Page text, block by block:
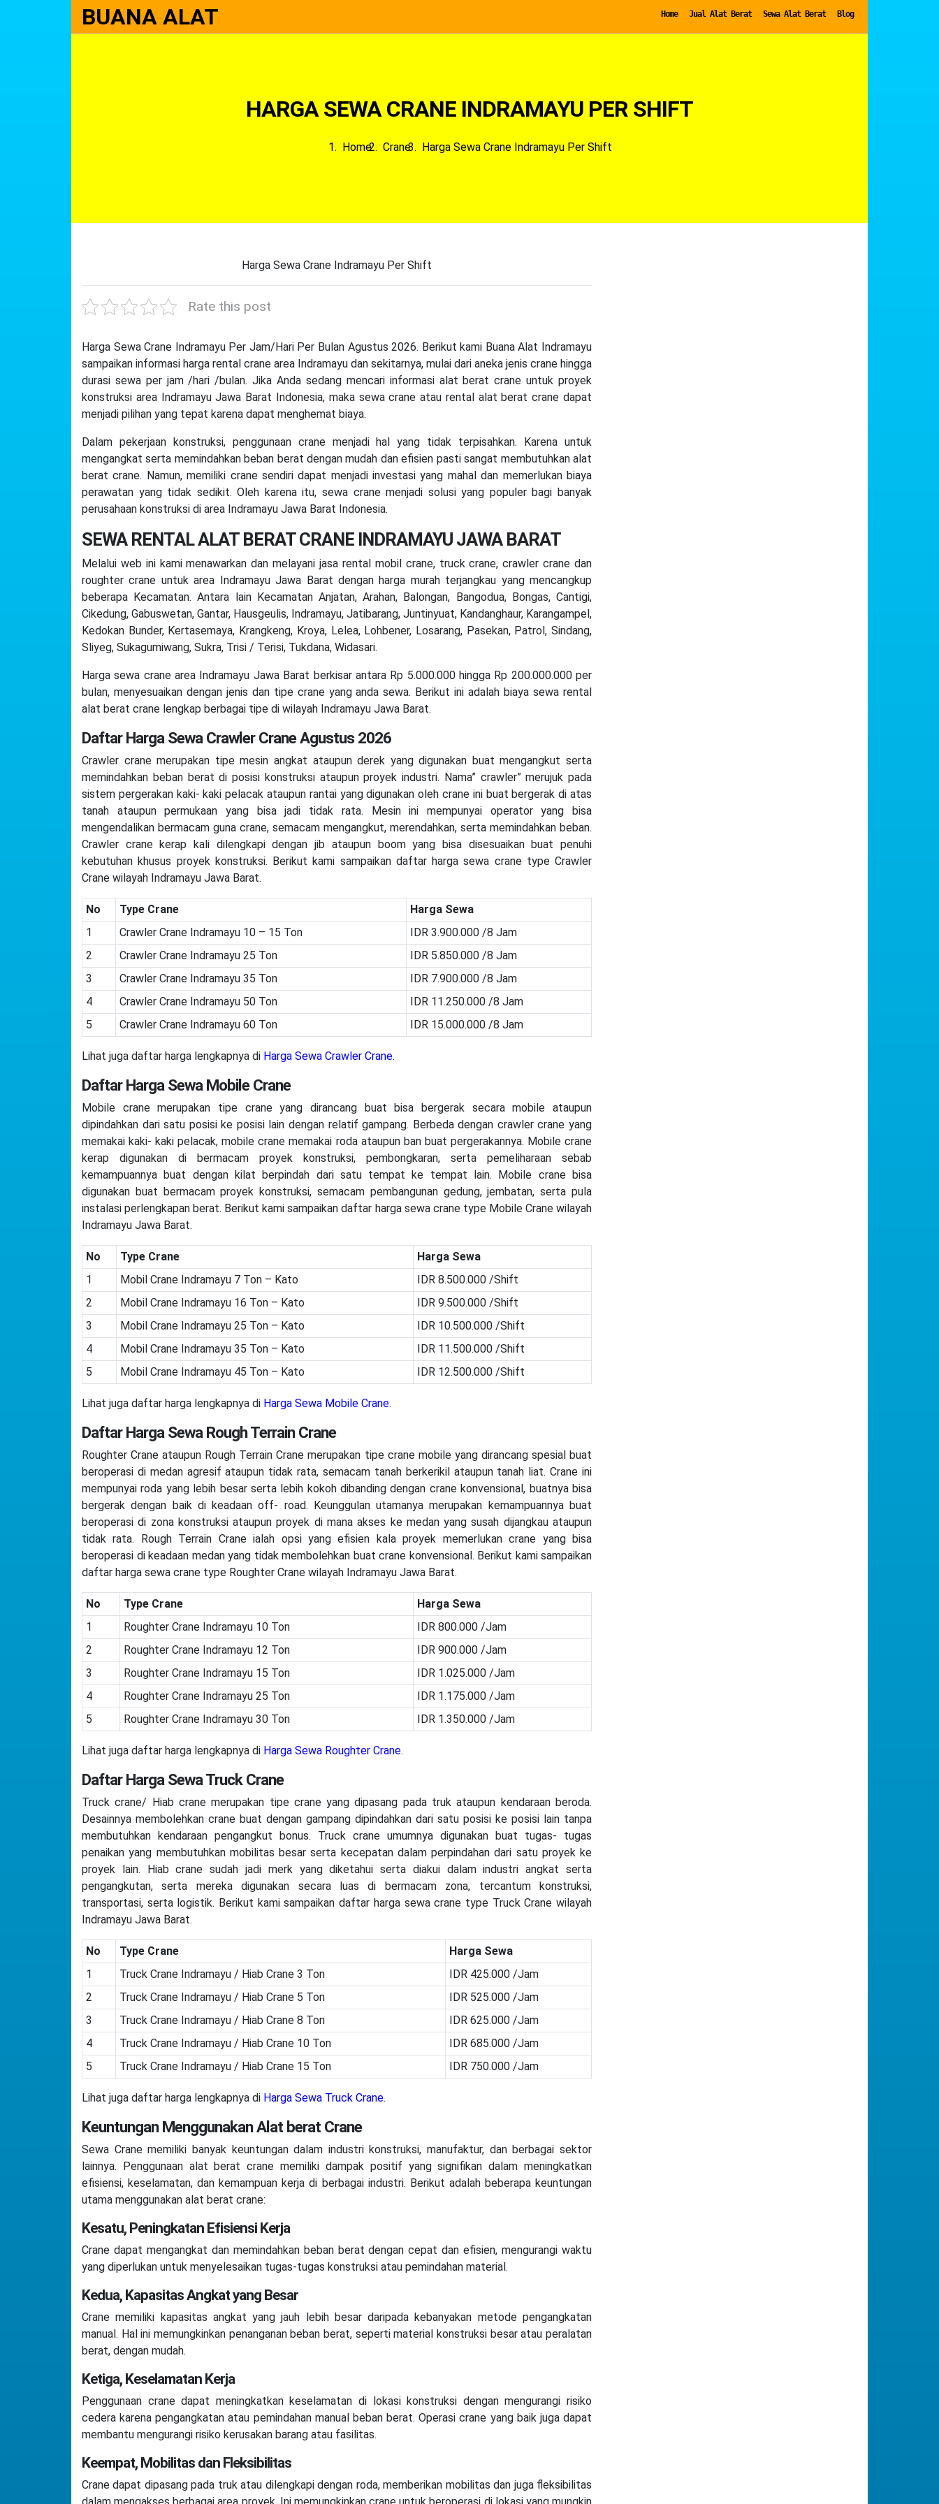
BUANA ALAT Home Jual Alat Berat Sewa Alat Berat Blog
HARGA SEWA CRANE INDRAMAYU PER SHIFT
Home Crane Harga Sewa Crane Indramayu Per Shift
Harga Sewa Crane Indramayu Per Shift
Rate this post
Harga Sewa Crane Indramayu Per Jam/Hari Per Bulan Agustus 2026. Berikut kami Buana Alat Indramayu
sampaikan informasi harga rental crane area Indramayu dan sekitarnya, mulai dari aneka jenis crane hingga
durasi sewa per jam /hari /bulan. Jika Anda sedang mencari informasi alat berat crane untuk proyek
konstruksi area Indramayu Jawa Barat Indonesia, maka sewa crane atau rental alat berat crane dapat
menjadi pilihan yang tepat karena dapat menghemat biaya.
Dalam pekerjaan konstruksi, penggunaan crane menjadi hal yang tidak terpisahkan. Karena untuk
mengangkat serta memindahkan beban berat dengan mudah dan efisien pasti sangat membutuhkan alat
berat crane. Namun, memiliki crane sendiri dapat menjadi investasi yang mahal dan memerlukan biaya
perawatan yang tidak sedikit. Oleh karena itu, sewa crane menjadi solusi yang populer bagi banyak
perusahaan konstruksi di area Indramayu Jawa Barat Indonesia.
SEWA RENTAL ALAT BERAT CRANE INDRAMAYU JAWA BARAT
Melalui web ini kami menawarkan dan melayani jasa rental mobil crane, truck crane, crawler crane dan
roughter crane untuk area Indramayu Jawa Barat dengan harga murah terjangkau yang mencangkup
beberapa Kecamatan. Antara lain Kecamatan Anjatan, Arahan, Balongan, Bangodua, Bongas, Cantigi,
Cikedung, Gabuswetan, Gantar, Hausgeulis, Indramayu, Jatibarang, Juntinyuat, Kandanghaur, Karangampel,
Kedokan Bunder, Kertasemaya, Krangkeng, Kroya, Lelea, Lohbener, Losarang, Pasekan, Patrol, Sindang,
Sliyeg, Sukagumiwang, Sukra, Trisi / Terisi, Tukdana, Widasari.
Harga sewa crane area Indramayu Jawa Barat berkisar antara Rp 5.000.000 hingga Rp 200.000.000 per
bulan, menyesuaikan dengan jenis dan tipe crane yang anda sewa. Berikut ini adalah biaya sewa rental
alat berat crane lengkap berbagai tipe di wilayah Indramayu Jawa Barat.
Daftar Harga Sewa Crawler Crane Agustus 2026
Crawler crane merupakan tipe mesin angkat ataupun derek yang digunakan buat mengangkut serta
memindahkan beban berat di posisi konstruksi ataupun proyek industri. Nama” crawler” merujuk pada
sistem pergerakan kaki- kaki pelacak ataupun rantai yang digunakan oleh crane ini buat bergerak di atas
tanah ataupun permukaan yang bisa jadi tidak rata. Mesin ini mempunyai operator yang bisa
mengendalikan bermacam guna crane, semacam mengangkut, merendahkan, serta memindahkan beban.
Crawler crane kerap kali dilengkapi dengan jib ataupun boom yang bisa disesuaikan buat penuhi
kebutuhan khusus proyek konstruksi. Berikut kami sampaikan daftar harga sewa crane type Crawler
Crane wilayah Indramayu Jawa Barat.
No Type Crane
Harga Sewa
1
Crawler Crane Indramayu 10 – 15 Ton
IDR 3.900.000 /8 Jam
2
Crawler Crane Indramayu 25 Ton
IDR 5.850.000 /8 Jam
3
Crawler Crane Indramayu 35 Ton
IDR 7.900.000 /8 Jam
4
Crawler Crane Indramayu 50 Ton
IDR 11.250.000 /8 Jam
5
Crawler Crane Indramayu 60 Ton IDR 15.000.000 /8 Jam
Lihat juga daftar harga lengkapnya di Harga Sewa Crawler Crane.
Daftar Harga Sewa Mobile Crane
Mobile crane merupakan tipe crane yang dirancang buat bisa bergerak secara mobile ataupun
dipindahkan dari satu posisi ke posisi lain dengan relatif gampang. Berbeda dengan crawler crane yang
memakai kaki- kaki pelacak, mobile crane memakai roda ataupun ban buat pergerakannya. Mobile crane
kerap digunakan di bermacam proyek konstruksi, pembongkaran, serta pemeliharaan sebab
kemampuannya buat dengan kilat berpindah dari satu tempat ke tempat lain. Mobile crane bisa
digunakan buat bermacam proyek konstruksi, semacam pembangunan gedung, jembatan, serta pula
instalasi perlengkapan berat. Berikut kami sampaikan daftar harga sewa crane type Mobile Crane wilayah
Indramayu Jawa Barat.
No Type Crane
Harga Sewa
1
Mobil Crane Indramayu 7 Ton – Kato
IDR 8.500.000 /Shift
2
Mobil Crane Indramayu 16 Ton – Kato
IDR 9.500.000 /Shift
3
Mobil Crane Indramayu 25 Ton – Kato
IDR 10.500.000 /Shift
4
Mobil Crane Indramayu 35 Ton – Kato
IDR 11.500.000 /Shift
5
Mobil Crane Indramayu 45 Ton – Kato IDR 12.500.000 /Shift
Lihat juga daftar harga lengkapnya di Harga Sewa Mobile Crane.
Daftar Harga Sewa Rough Terrain Crane
Roughter Crane ataupun Rough Terrain Crane merupakan tipe crane mobile yang dirancang spesial buat
beroperasi di medan agresif ataupun tidak rata, semacam tanah berkerikil ataupun tanah liat. Crane ini
mempunyai roda yang lebih besar serta lebih kokoh dibanding dengan crane konvensional, buatnya bisa
bergerak dengan baik di keadaan off- road. Keunggulan utamanya merupakan kemampuannya buat
beroperasi di zona konstruksi ataupun proyek di mana akses ke medan yang susah dijangkau ataupun
tidak rata. Rough Terrain Crane ialah opsi yang efisien kala proyek memerlukan crane yang bisa
beroperasi di keadaan medan yang tidak membolehkan buat crane konvensional. Berikut kami sampaikan
daftar harga sewa crane type Roughter Crane wilayah Indramayu Jawa Barat.
No Type Crane
Harga Sewa
1
Roughter Crane Indramayu 10 Ton
IDR 800.000 /Jam
2
Roughter Crane Indramayu 12 Ton
IDR 900.000 /Jam
3
Roughter Crane Indramayu 15 Ton
IDR 1.025.000 /Jam
4
Roughter Crane Indramayu 25 Ton
IDR 1.175.000 /Jam
5
Roughter Crane Indramayu 30 Ton IDR 1.350.000 /Jam
Lihat juga daftar harga lengkapnya di Harga Sewa Roughter Crane.
Daftar Harga Sewa Truck Crane
Truck crane/ Hiab crane merupakan tipe crane yang dipasang pada truk ataupun kendaraan beroda.
Desainnya membolehkan crane buat dengan gampang dipindahkan dari satu posisi ke posisi lain tanpa
membutuhkan kendaraan pengangkut bonus. Truck crane umumnya digunakan buat tugas- tugas
penaikan yang membutuhkan mobilitas besar serta kecepatan dalam perpindahan dari satu proyek ke
proyek lain. Hiab crane sudah jadi merk yang diketahui serta diakui dalam industri angkat serta
pengangkutan, serta mereka digunakan secara luas di bermacam zona, tercantum konstruksi,
transportasi, serta logistik. Berikut kami sampaikan daftar harga sewa crane type Truck Crane wilayah
Indramayu Jawa Barat.
No Type Crane
Harga Sewa
1
Truck Crane Indramayu / Hiab Crane 3 Ton
IDR 425.000 /Jam
2
Truck Crane Indramayu / Hiab Crane 5 Ton
IDR 525.000 /Jam
3
Truck Crane Indramayu / Hiab Crane 8 Ton
IDR 625.000 /Jam
4
Truck Crane Indramayu / Hiab Crane 10 Ton
IDR 685.000 /Jam
5
Truck Crane Indramayu / Hiab Crane 15 Ton IDR 750.000 /Jam
Lihat juga daftar harga lengkapnya di Harga Sewa Truck Crane.
Keuntungan Menggunakan Alat berat Crane
Sewa Crane memiliki banyak keuntungan dalam industri konstruksi, manufaktur, dan berbagai sektor
lainnya. Penggunaan alat berat crane memiliki dampak positif yang signifikan dalam meningkatkan
efisiensi, keselamatan, dan kemampuan kerja di berbagai industri. Berikut adalah beberapa keuntungan
utama menggunakan alat berat crane:
Kesatu, Peningkatan Efisiensi Kerja
Crane dapat mengangkat dan memindahkan beban berat dengan cepat dan efisien, mengurangi waktu
yang diperlukan untuk menyelesaikan tugas-tugas konstruksi atau pemindahan material.
Kedua, Kapasitas Angkat yang Besar
Crane memiliki kapasitas angkat yang jauh lebih besar daripada kebanyakan metode pengangkatan
manual. Hal ini memungkinkan penanganan beban berat, seperti material konstruksi besar atau peralatan
berat, dengan mudah.
Ketiga, Keselamatan Kerja
Penggunaan crane dapat meningkatkan keselamatan di lokasi konstruksi dengan mengurangi risiko
cedera karena pengangkatan atau pemindahan manual beban berat. Operasi crane yang baik juga dapat
membantu mengurangi risiko kerusakan barang atau fasilitas.
Keempat, Mobilitas dan Fleksibilitas
Crane dapat dipasang pada truk atau dilengkapi dengan roda, memberikan mobilitas dan juga fleksibilitas